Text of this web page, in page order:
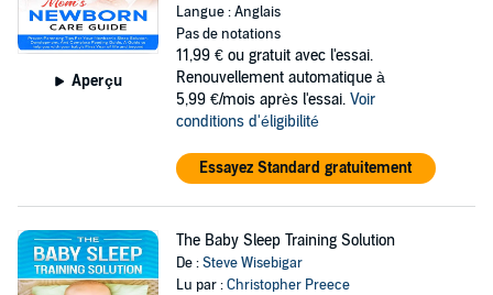
Aperçu
Langue : Anglais
Pas de notations
11,99 € ou gratuit avec l'essai.
Renouvellement automatique à
5,99 €/mois après l'essai. Voir
conditions d'éligibilité
Essayez Standard gratuitement
The Baby Sleep Training Solution
De :Steve Wisebigar
Lu par :Christopher Preece